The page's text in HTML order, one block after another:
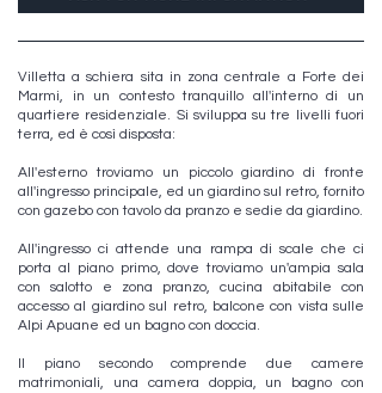
Villetta a schiera sita in zona centrale a Forte dei
Marmi, in un contesto tranquillo all'interno di un
quartiere residenziale. Si sviluppa su tre livelli fuori
terra, ed è così disposta:
All'esterno troviamo un piccolo giardino di fronte
all'ingresso principale, ed un giardino sul retro, fornito
con gazebo con tavolo da pranzo e sedie da giardino.
All'ingresso ci attende una rampa di scale che ci
porta al piano primo, dove troviamo un'ampia sala
con salotto e zona pranzo, cucina abitabile con
accesso al giardino sul retro, balcone con vista sulle
Alpi Apuane ed un bagno con doccia.
Il piano secondo comprende due camere
matrimoniali, una camera doppia, un bagno con